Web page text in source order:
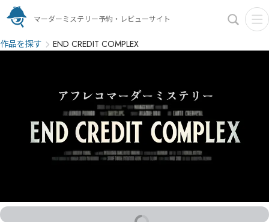
マーダーミステリー予約・レビューサイト
作品を探す END CREDIT COMPLEX